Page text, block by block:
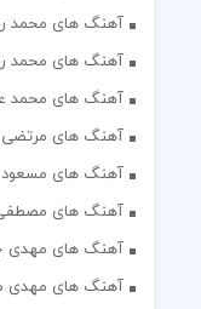
آهنگ های محمد
آهنگ های محمد
آهنگ های محمد
آهنگ های مرتضی
آهنگ های مسعود
آهنگ های
آهنگ های مهدی
آهنگ های مهدی